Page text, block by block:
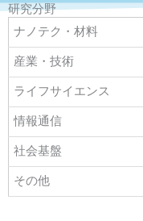
研究分野
ナノテク・材料
産業・技術
ライフサイエンス
情報通信
社会基盤
その他